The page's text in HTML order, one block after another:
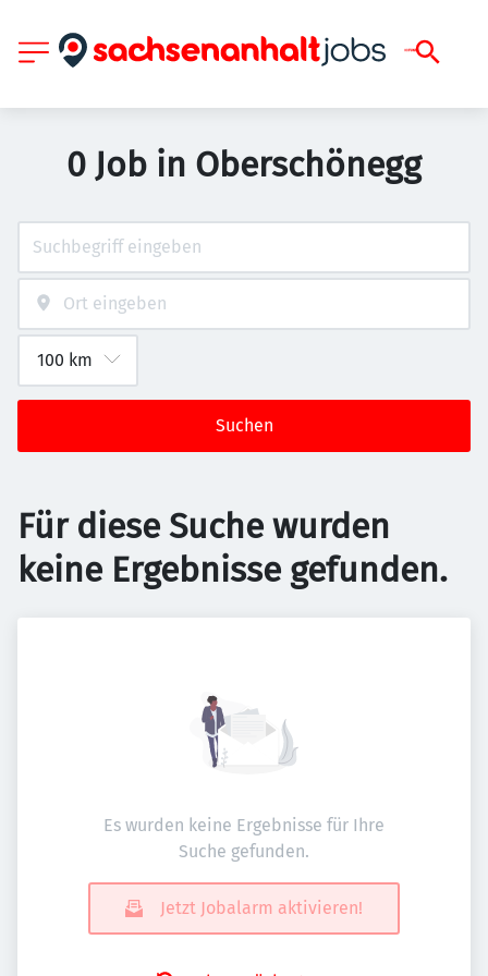
0 Job in Oberschönegg
Suchen
Für diese Suche wurden
keine Ergebnisse gefunden.
Es wurden keine Ergebnisse für Ihre
Suche gefunden.
Jetzt Jobalarm aktivieren!